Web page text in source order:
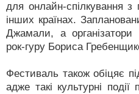
для онлайн-спілкування
інших країнах.
Джамали, а
рок-гуру Бориса
Фестиваль також обіцяє
адже такі культурні події